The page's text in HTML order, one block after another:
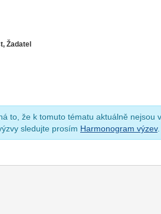
Žadatel
to, že k tomuto tématu aktuálně nejsou
sledujte prosím Harmonogram výzev.